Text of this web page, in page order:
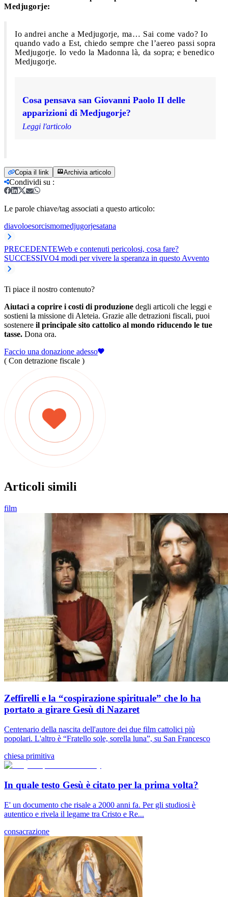
Medjugorje:
Io andrei anche a Medjugorje, ma… Sai come vado? Io
quando vado a Est, chiedo sempre che l’aereo passi sopra
Medjugorje. Io vedo la Madonna là, da sopra; e benedico
Medjugorje.
Cosa pensava san Giovanni Paolo II delle
apparizioni di Medjugorje?
Leggi l'articolo
Copia il link Archivia articolo
Condividi su :
Le parole chiave/tag associati a questo articolo:
diavoloesorcismomedjugorjesatana
PRECEDENTEWeb e contenuti pericolosi, cosa fare?
SUCCESSIVO4 modi per vivere la speranza in questo Avvento
Ti piace il nostro contenuto?
Aiutaci a coprire i costi di produzione degli articoli che leggi e
sostieni la missione di Aleteia. Grazie alle detrazioni fiscali, puoi
sostenere il principale sito cattolico al mondo riducendo le tue
tasse. Dona ora.
Faccio una donazione adesso
( Con detrazione fiscale )
Articoli simili
film
Zeffirelli e la “cospirazione spirituale” che lo ha
portato a girare Gesù di Nazaret
Centenario della nascita dell'autore dei due film cattolici più
popolari. L'altro è “Fratello sole, sorella luna”, su San Francesco
chiesa primitiva
In quale testo Gesù è citato per la prima volta?
E' un documento che risale a 2000 anni fa. Per gli studiosi è
autentico e rivela il legame tra Cristo e Re...
consacrazione